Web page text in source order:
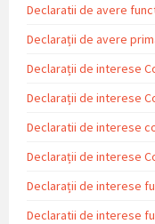
Declaratii de avere
Declarații de avere
Declarații de interese
Declarații de interese
Declaratii de interese
Declarații de interese
Declarații de interese
Declaratii de interese